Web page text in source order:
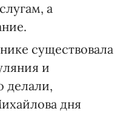
а
существовала
и
делали,
дня